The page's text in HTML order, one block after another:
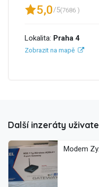
5,0/5(7686 )
Lokalita: Praha 4
Zobrazit na mapě
Další inzeráty